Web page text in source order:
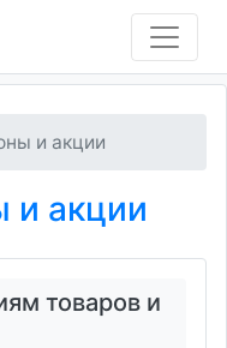
и акции
и акции
товаров и